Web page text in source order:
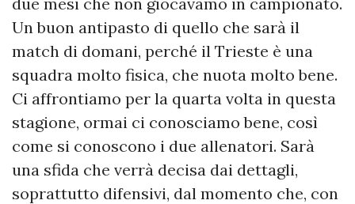
Un buon antipasto di quello che sarà il
match di domani, perché il Trieste è una
squadra molto fisica, che nuota molto bene.
Ci affrontiamo per la quarta volta in questa
stagione, ormai ci conosciamo bene, così
come si conoscono i due allenatori. Sarà
una sfida che verrà decisa dai dettagli,
soprattutto difensivi, dal momento che, con